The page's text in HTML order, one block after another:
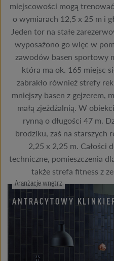
miejscowości mogą
o wymiarach 12,5 x 25 m i
Jeden tor na stałe
wyposażono go więc w
zawodów basen sportowy
która ma ok. 165 miejsc
zabrakło również strefy
mniejszy basen z gejzerem,
małą zjeżdżalnią. W
rynną o długości 47 m.
brodziku, zaś na starszych
2,25 x 2,25 m. Całości
techniczne, pomieszczenia
także strefa fitness z
Aranżacje wnętrz
ANTRACYTOWY